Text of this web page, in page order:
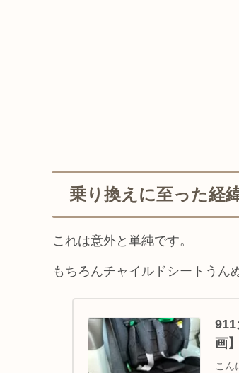
乗り換えに至った経
これは意外と単純です。
もちろんチャイルドシートうん
911
画】
こん